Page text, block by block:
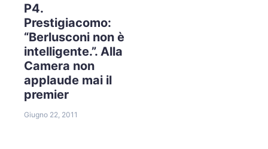
P4.
Prestigiacomo:
“Berlusconi non è
intelligente.”. Alla
Camera non
applaude mai il
premier
Giugno 22, 2011